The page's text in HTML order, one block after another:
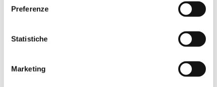
Preferenze
Statistiche
Marketing